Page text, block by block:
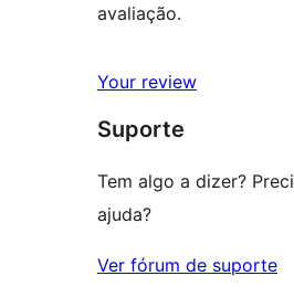
avaliação.
Your review
Suporte
Tem algo a dizer?
ajuda?
Ver fórum de suporte